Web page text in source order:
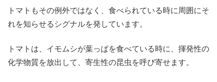
トマトもその例外ではなく、食べられている時に周囲にそ
れを知らせるシグナルを発しています。
トマトは、イモムシが葉っぱを食べている時に、揮発性の
化学物質を放出して、寄生性の昆虫を呼び寄せます。